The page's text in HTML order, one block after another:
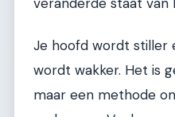
Je hoofd wordt stiller
wordt wakker. Het is
maar een methode